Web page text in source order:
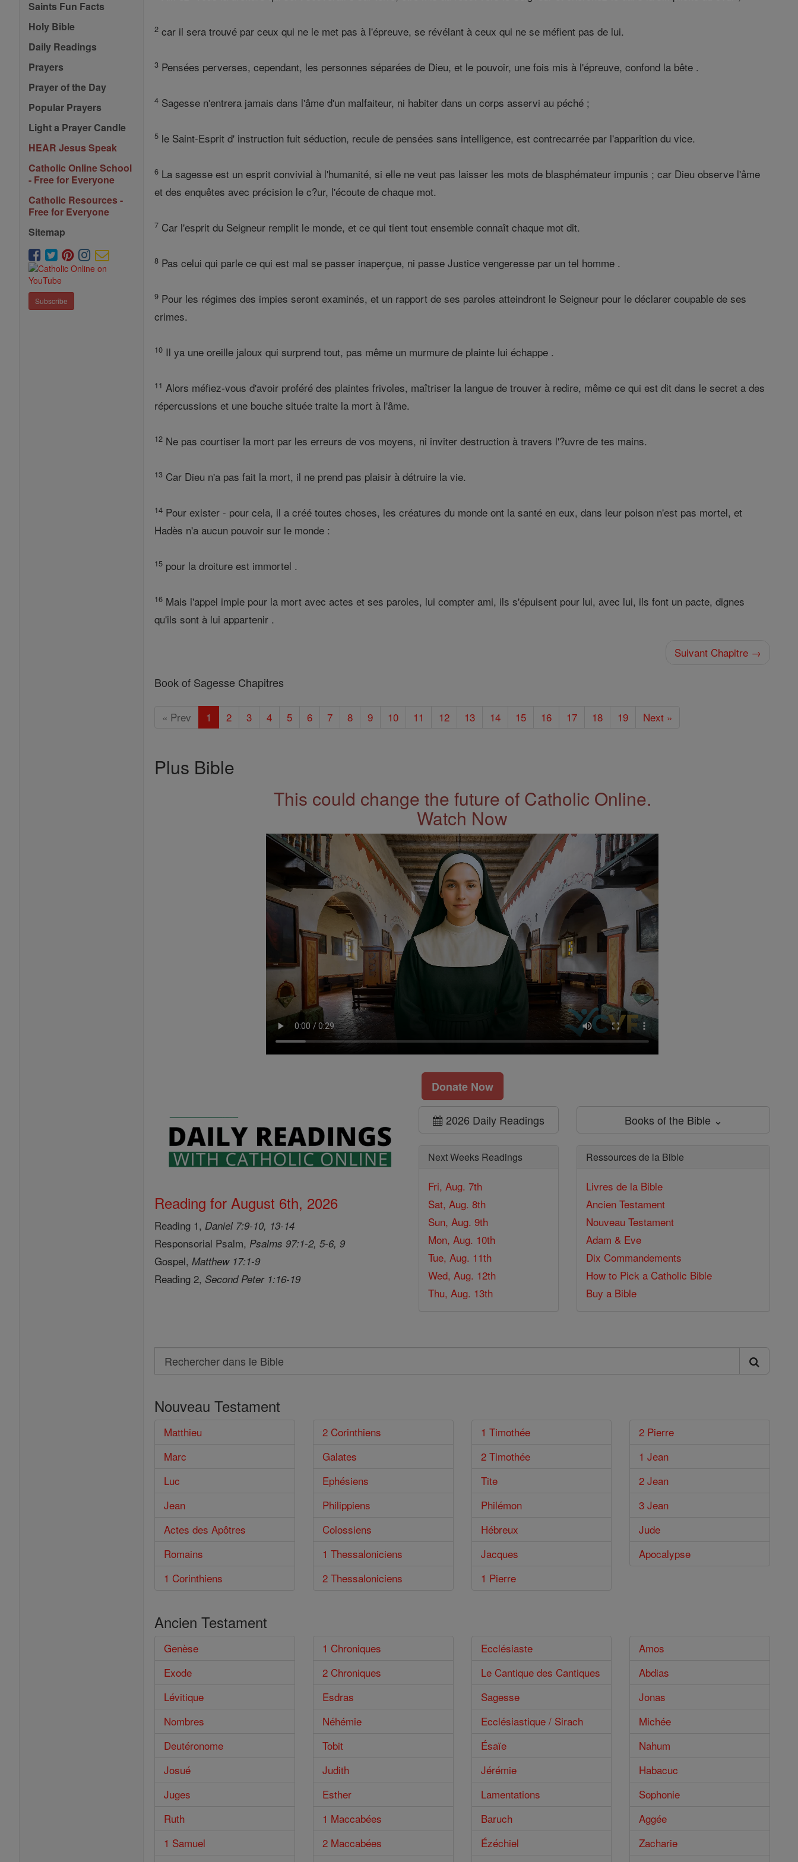
Saints Fun Facts
Holy Bible
Daily Readings
Prayers
Prayer of the Day
Popular Prayers
Light a Prayer Candle
HEAR Jesus Speak
Catholic Online School
- Free for Everyone
Catholic Resources -
Free for Everyone
Sitemap
Subscribe
2 car il sera trouvé par ceux qui ne le met pas à l'épreuve, se révélant à ceux qui ne se méfient pas de lui.
3 Pensées perverses, cependant, les personnes séparées de Dieu, et le pouvoir, une fois mis à l'épreuve, confond la bête .
4 Sagesse n'entrera jamais dans l'âme d'un malfaiteur, ni habiter dans un corps asservi au péché ;
5 le Saint-Esprit d' instruction fuit séduction, recule de pensées sans intelligence, est contrecarrée par l'apparition du vice.
6 La sagesse est un esprit convivial à l'humanité, si elle ne veut pas laisser les mots de blasphémateur impunis ; car Dieu observe l'âme
et des enquêtes avec précision le c?ur, l'écoute de chaque mot.
7 Car l'esprit du Seigneur remplit le monde, et ce qui tient tout ensemble connaît chaque mot dit.
8 Pas celui qui parle ce qui est mal se passer inaperçue, ni passe Justice vengeresse par un tel homme .
9 Pour les régimes des impies seront examinés, et un rapport de ses paroles atteindront le Seigneur pour le déclarer coupable de ses
crimes.
10 Il ya une oreille jaloux qui surprend tout, pas même un murmure de plainte lui échappe .
11 Alors méfiez-vous d'avoir proféré des plaintes frivoles, maîtriser la langue de trouver à redire, même ce qui est dit dans le secret a des
répercussions et une bouche située traite la mort à l'âme.
12 Ne pas courtiser la mort par les erreurs de vos moyens, ni inviter destruction à travers l'?uvre de tes mains.
13 Car Dieu n'a pas fait la mort, il ne prend pas plaisir à détruire la vie.
14 Pour exister - pour cela, il a créé toutes choses, les créatures du monde ont la santé en eux, dans leur poison n'est pas mortel, et
Hadès n'a aucun pouvoir sur le monde :
15 pour la droiture est immortel .
16 Mais l'appel impie pour la mort avec actes et ses paroles, lui compter ami, ils s'épuisent pour lui, avec lui, ils font un pacte, dignes
qu'ils sont à lui appartenir .
Suivant Chapitre →
Book of Sagesse Chapitres
« Prev 1 2 3 4 5 6 7 8 9 10 11 12 13 14 15 16 17 18 19 Next »
Plus Bible
This could change the future of Catholic Online.
Watch Now
Donate Now
Reading for August 6th, 2026
Reading 1, Daniel 7:9-10, 13-14
Responsorial Psalm, Psalms 97:1-2, 5-6, 9
Gospel,Matthew 17:1-9
Reading 2,Second Peter 1:16-19
2026 Daily Readings
Next Weeks Readings
Fri, Aug. 7th
Sat, Aug. 8th
Sun, Aug. 9th
Mon, Aug. 10th
Tue, Aug. 11th
Wed, Aug. 12th
Thu, Aug. 13th
Books of the Bible ⌄
Ressources de la Bible
Livres de la Bible
Ancien Testament
Nouveau Testament
Adam & Eve
Dix Commandements
How to Pick a Catholic Bible
Buy a Bible
Search
Rechercher
le
Bible
Nouveau Testament
Matthieu
Marc
Luc
Jean
Actes des Apôtres
Romains
1 Corinthiens
2 Corinthiens
Galates
Ephésiens
Philippiens
Colossiens
1 Thessaloniciens
2 Thessaloniciens
1 Timothée
2 Timothée
Tite
Philémon
Hébreux
Jacques
1 Pierre
2 Pierre
1 Jean
2 Jean
3 Jean
Jude
Apocalypse
Ancien Testament
Genèse
Exode
Lévitique
Nombres
Deutéronome
Josué
Juges
Ruth
1 Samuel
1 Chroniques
2 Chroniques
Esdras
Néhémie
Tobit
Judith
Esther
1 Maccabées
2 Maccabées
Ecclésiaste
Le Cantique des Cantiques
Sagesse
Ecclésiastique / Sirach
Ésaïe
Jérémie
Lamentations
Baruch
Ézéchiel
Amos
Abdias
Jonas
Michée
Nahum
Habacuc
Sophonie
Aggée
Zacharie